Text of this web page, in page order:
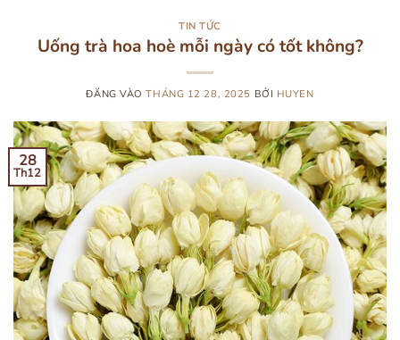
TIN TỨC
Uống trà hoa hoè mỗi ngày có tốt không?
ĐĂNG VÀOTHÁNG 12 28, 2025 BỞI HUYEN
28
Th12